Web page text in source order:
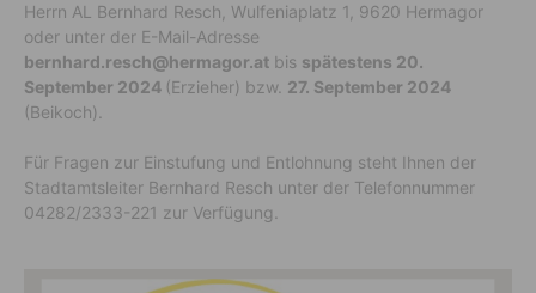
Herrn AL Bern­hard Resch, Wulfe­nia­platz 1, 9620 Hermagor
oder unter der E-Mail-Adresse
bernhard.resch@hermagor.at bis spätestens 20.
September 2024 (Erzieher) bzw. 27. September 2024
(Beikoch).
Für Fragen zur Einstu­fung und Entloh­nung steht Ihnen der
Stadt­amts­leiter Bern­hard Resch unter der Tele­fon­nummer
04282/​2333-221 zur Verfü­gung.